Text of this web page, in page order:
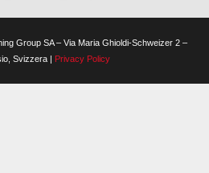
Group SA – Via Maria Ghioldi-Schweizer 2 –
Svizzera | Privacy Policy